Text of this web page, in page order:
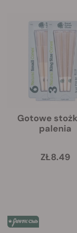
Gotowe
palenia
ZŁ8.49